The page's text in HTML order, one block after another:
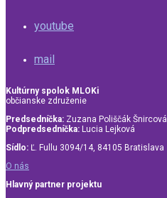
youtube
mail
Kultúrny spolok MLOKi
občianske združenie
Predsedníčka: Zuzana Poliščák Šnircová
Podpredsedníčka: Lucia Lejková
Sídlo: Ľ. Fullu 3094/14, 84105 Bratislava
O nás
Hlavný partner projektu